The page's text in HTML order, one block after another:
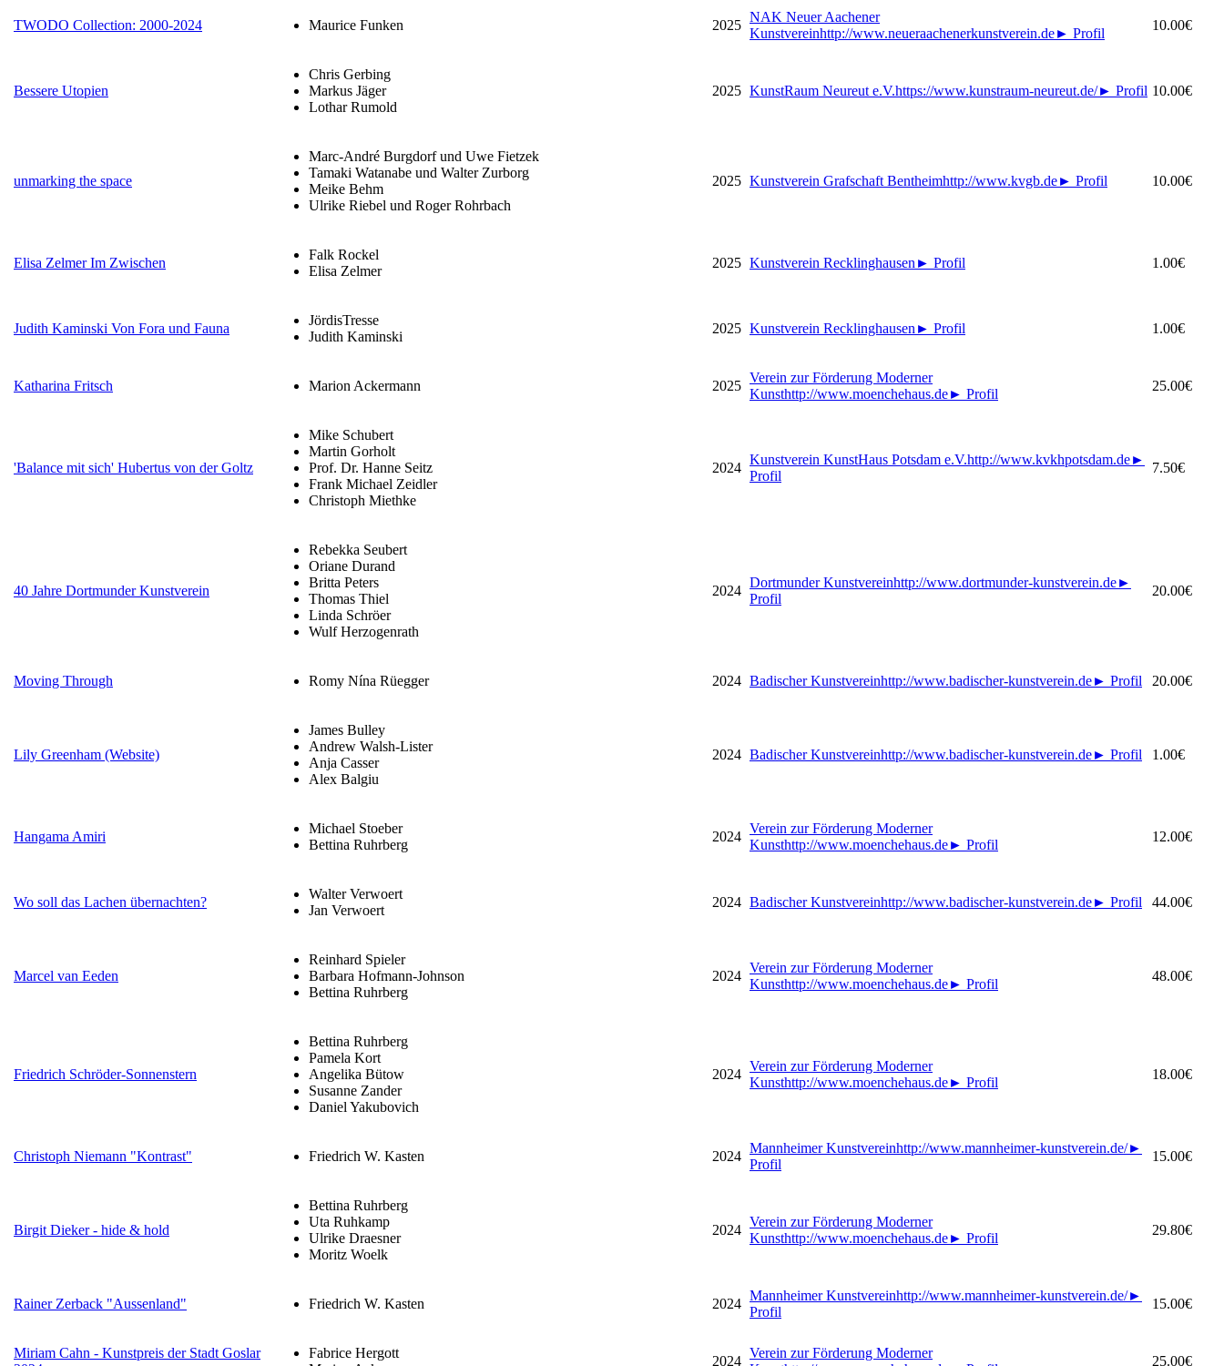
TWODO Collection: 2000-2024 Maurice Funken 2025
NAK Neuer Aachener
Kunstvereinhttp://www.neueraachenerkunstverein.de► Profil
10.00€
Bessere Utopien
Chris Gerbing
Markus Jäger
Lothar Rumold
2025 KunstRaum Neureut e.V.https://www.kunstraum-neureut.de/► Profil 10.00€
unmarking the space
Marc-André Burgdorf und Uwe Fietzek
Tamaki Watanabe und Walter Zurborg
Meike Behm
Ulrike Riebel und Roger Rohrbach
2025 Kunstverein Grafschaft Bentheimhttp://www.kvgb.de► Profil 10.00€
Elisa Zelmer Im Zwischen
Falk Rockel
Elisa Zelmer
2025 Kunstverein Recklinghausen ► Profil 1.00€
Judith Kaminski Von Fora und Fauna
JördisTresse
Judith Kaminski
2025 Kunstverein Recklinghausen ► Profil 1.00€
Katharina Fritsch Marion Ackermann 2025
Verein zur Förderung Moderner
Kunsthttp://www.moenchehaus.de► Profil
25.00€
'Balance mit sich' Hubertus von der Goltz
Mike Schubert
Martin Gorholt
Prof. Dr. Hanne Seitz
Frank Michael Zeidler
Christoph Miethke
2024
Kunstverein KunstHaus Potsdam e.V.http://www.kvkhpotsdam.de►
Profil
7.50€
40 Jahre Dortmunder Kunstverein
Rebekka Seubert
Oriane Durand
Britta Peters
Thomas Thiel
Linda Schröer
Wulf Herzogenrath
2024
Dortmunder Kunstvereinhttp://www.dortmunder-kunstverein.de►
Profil
20.00€
Moving Through Romy Nína Rüegger 2024 Badischer Kunstvereinhttp://www.badischer-kunstverein.de► Profil 20.00€
Lily Greenham (Website)
James Bulley
Andrew Walsh-Lister
Anja Casser
Alex Balgiu
2024 Badischer Kunstvereinhttp://www.badischer-kunstverein.de► Profil 1.00€
Hangama Amiri
Michael Stoeber
Bettina Ruhrberg
2024
Verein zur Förderung Moderner
Kunsthttp://www.moenchehaus.de► Profil
12.00€
Wo soll das Lachen übernachten?
Walter Verwoert
Jan Verwoert
2024 Badischer Kunstvereinhttp://www.badischer-kunstverein.de► Profil 44.00€
Marcel van Eeden
Reinhard Spieler
Barbara Hofmann-Johnson
Bettina Ruhrberg
2024
Verein zur Förderung Moderner
Kunsthttp://www.moenchehaus.de► Profil
48.00€
Friedrich Schröder-Sonnenstern
Bettina Ruhrberg
Pamela Kort
Angelika Bütow
Susanne Zander
Daniel Yakubovich
2024
Verein zur Förderung Moderner
Kunsthttp://www.moenchehaus.de► Profil
18.00€
Christoph Niemann "Kontrast" Friedrich W. Kasten 2024
Mannheimer Kunstvereinhttp://www.mannheimer-kunstverein.de/►
Profil
15.00€
Birgit Dieker - hide & hold
Bettina Ruhrberg
Uta Ruhkamp
Ulrike Draesner
Moritz Woelk
2024
Verein zur Förderung Moderner
Kunsthttp://www.moenchehaus.de► Profil
29.80€
Rainer Zerback "Aussenland" Friedrich W. Kasten 2024
Mannheimer Kunstvereinhttp://www.mannheimer-kunstverein.de/►
Profil
15.00€
Miriam Cahn - Kunstpreis der Stadt Goslar
Fabrice Hergott
2024
Verein zur Förderung Moderner
25.00€